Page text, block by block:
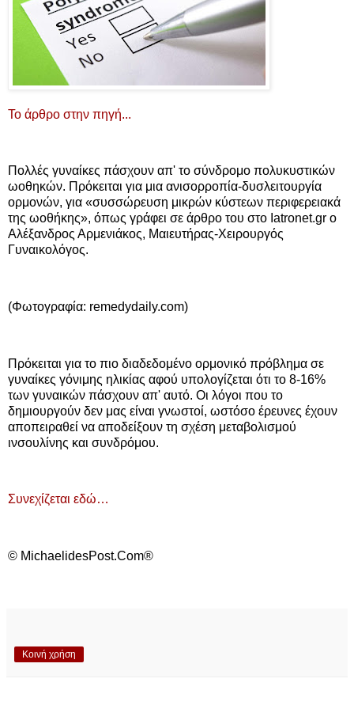
Το άρθρο στην πηγή...
Πολλές γυναίκες πάσχουν απ' το σύνδρομο πολυκυστικών
ωοθηκών. Πρόκειται για μια ανισορροπία-δυσλειτουργία
ορμονών, για «συσσώρευση μικρών κύστεων περιφερειακά
της ωοθήκης», όπως γράφει σε άρθρο του στο Iatronet.gr ο
Αλέξανδρος Αρμενιάκος, Μαιευτήρας-Χειρουργός
Γυναικολόγος.
(Φωτογραφία: remedydaily.com)
Πρόκειται για το πιο διαδεδομένο ορμονικό πρόβλημα σε
γυναίκες γόνιμης ηλικίας αφού υπολογίζεται ότι το 8-16%
των γυναικών πάσχουν απ' αυτό. Οι λόγοι που το
δημιουργούν δεν μας είναι γνωστοί, ωστόσο έρευνες έχουν
αποπειραθεί να αποδείξουν τη σχέση μεταβολισμού
ινσουλίνης και συνδρόμου.
Συνεχίζεται εδώ…
© MichaelidesPost.Com®
Κοινή χρήση